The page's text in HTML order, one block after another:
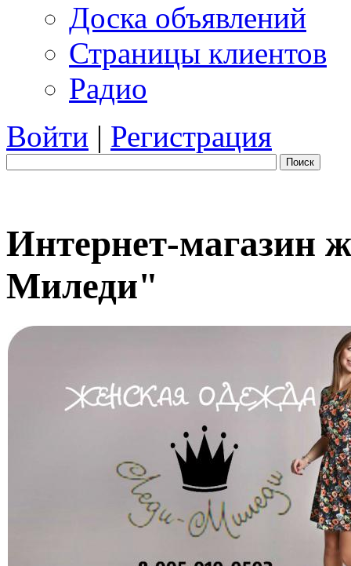
Доска объявлений
Страницы клиентов
Радио
Войти | Регистрация
Поиск
Интернет-магазин
Миледи"